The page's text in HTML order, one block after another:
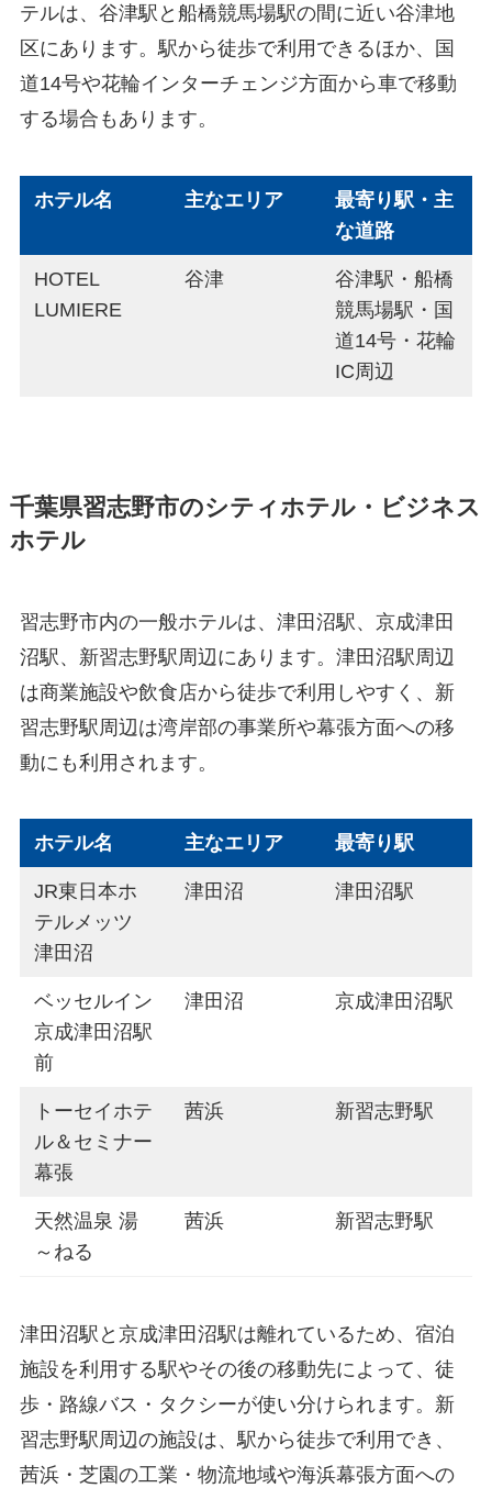
テルは、谷津駅と船橋競馬場駅の間に近い谷津地
区にあります。駅から徒歩で利用できるほか、国
道14号や花輪インターチェンジ方面から車で移動
する場合もあります。
ホテル名 主なエリア
最寄り駅・主
な道路
HOTEL
LUMIERE
谷津
谷津駅・船橋
競馬場駅・国
道14号・花輪
IC周辺
千葉県習志野市のシティホテル・ビジネス
ホテル
習志野市内の一般ホテルは、津田沼駅、京成津田
沼駅、新習志野駅周辺にあります。津田沼駅周辺
は商業施設や飲食店から徒歩で利用しやすく、新
習志野駅周辺は湾岸部の事業所や幕張方面への移
動にも利用されます。
ホテル名 主なエリア 最寄り駅
JR東日本ホ
テルメッツ
津田沼
津田沼 津田沼駅
ベッセルイン
京成津田沼駅
前
津田沼 京成津田沼駅
トーセイホテ
ル＆セミナー
幕張
茜浜 新習志野駅
天然温泉 湯
～ねる
茜浜 新習志野駅
津田沼駅と京成津田沼駅は離れているため、宿泊
施設を利用する駅やその後の移動先によって、徒
歩・路線バス・タクシーが使い分けられます。新
習志野駅周辺の施設は、駅から徒歩で利用でき、
茜浜・芝園の工業・物流地域や海浜幕張方面への